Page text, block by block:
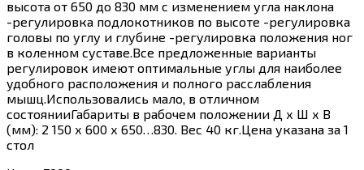
высота от 650 до 830 мм с изменением угла наклона
-регулировка подлокотников по высоте -регулировка
головы по углу и глубине -регулировка положения ног
в коленном суставе.Все предложенные варианты
регулировок имеют оптимальные углы для наиболее
удобного расположения и полного расслабления
мышц.Использовались мало, в отличном
состоянииГабариты в рабочем положении Д х Ш х В
(мм): 2 150 х 600 х 650…830. Вес 40 кг.Цена указана за 1
стол